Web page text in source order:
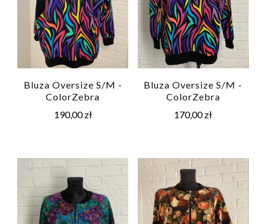
Bluza Oversize S/M -
ColorZebra
190,00zł
Bluza Oversize S/M -
ColorZebra
170,00zł